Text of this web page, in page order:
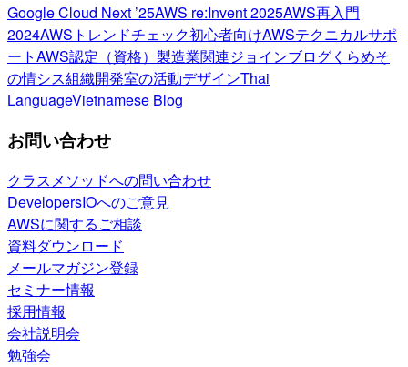
Google Cloud Next ’25AWS re:Invent 2025AWS再入門
2024AWSトレンドチェック初心者向けAWSテクニカルサポ
ートAWS認定（資格） 製造業関連ジョインブログくらめそ
の情シス組織開発室の活動デザインThai
LanguageVietnamese Blog
お問い合わせ
クラスメソッドへの問い合わせ
DevelopersIOへのご意見
AWSに関するご相談
資料ダウンロード
メールマガジン登録
セミナー情報
採用情報
会社説明会
勉強会